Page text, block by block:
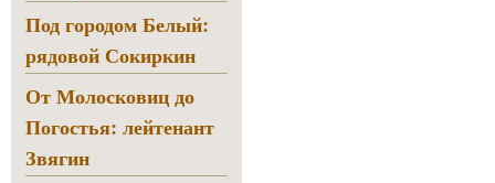
Под городом Белый:
рядовой Сокиркин
От Молосковиц до
Погостья: лейтенант
Звягин